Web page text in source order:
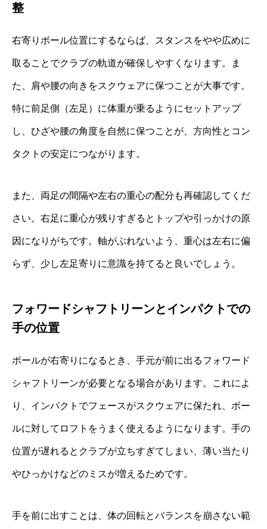
整
右寄りボール位置にするならば、スタンスをやや広めに
取ることでクラブの軌道が確保しやすくなります。ま
た、肩や腰の向きをスクウェアに保つことが大事です。
特に前足側（左足）に体重が乗るようにセットアップ
し、ひざや腰の角度を自然に保つことが、方向性とコン
タクトの安定につながります。
また、両足の間隔や左右の重心の配分も再確認してくだ
さい。右足に重心が残りすぎるとトップや引っかけの原
因になりがちです。軸がぶれないよう、重心は左右に偏
らず、少し左足寄りに意識を持てると良いでしょう。
フォワードシャフトリーンとインパクトでの
手の位置
ボールが右寄りになるとき、手元が前に出るフォワード
シャフトリーンが必要となる場合があります。これによ
り、インパクトでフェースがスクウェアに保たれ、ボー
ルに対してロフトをうまく使えるようになります。手の
位置が遅れるとクラブが立ちすぎてしまい、薄い当たり
やひっかけなどのミスが増えるためです。
手を前に出すことは、体の回転とバランスを崩さない範